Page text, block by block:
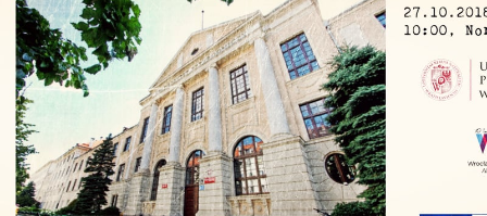
Kliknij, aby powiększyć